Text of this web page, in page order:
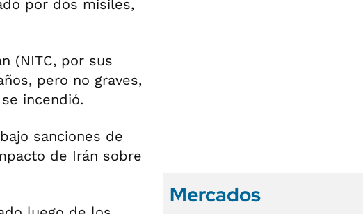
por dos misiles,
(NITC, por sus
pero no graves,
incendió.
sanciones de
de Irán sobre
Mercados